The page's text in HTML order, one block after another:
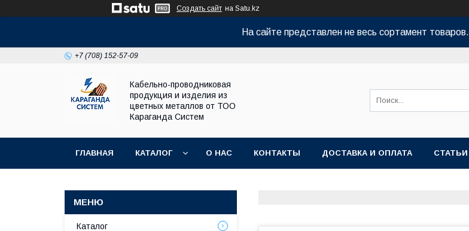
Создать сайт на Satu.kz
На сайте представлен не весь сортамент товаров.
+7 (708) 152-57-09
Кабельно-проводниковая
продукция и изделия из
цветных металлов от ТОО
Караганда Систем
ГЛАВНАЯ КАТАЛОГ О НАС КОНТАКТЫ ДОСТАВКА И ОПЛАТА СТАТЬИ
Каталог